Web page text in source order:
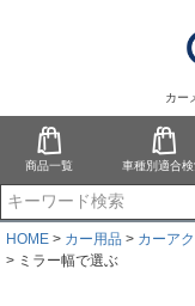
カー
商品一覧 車種別適合
HOME カー用品 カーア
ミラー幅で選ぶ